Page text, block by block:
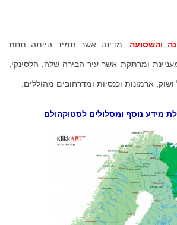
והשסועה . מדינה אשר תמיד הייתה תחת
ומרתקת אשר עיר הבירה שלה, הלסינקי,
ארמונות וכנסיות ומדרחובים מהוללים.
מידע נוסף ומסלולים לסטוקהולם